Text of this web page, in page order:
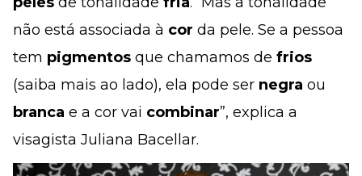
não está associada à cor da pele. Se a pessoa
tem pigmentos que chamamos de frios
(saiba mais ao lado), ela pode ser negra ou
branca e a cor vai combinar”, explica a
visagista Juliana Bacellar.